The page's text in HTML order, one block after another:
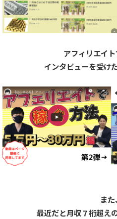
アフィリエイ
インタビューを受け
また、
最近だと月収７桁超え